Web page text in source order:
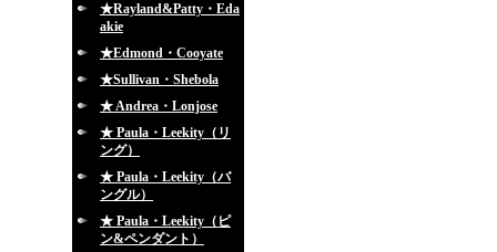
★Rayland&Patty・Eda
akie
★Edmond・Cooyate
★Sullivan・Shebola
★ Andrea・Lonjose
★ Paula・Leekity（リ
ング）
★ Paula・Leekity（バ
ングル）
★ Paula・Leekity（ピ
ン&ペンダント）